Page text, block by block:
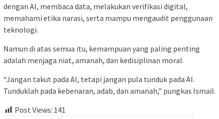
dengan AI, membaca data, melakukan verifikasi digital,
memahami etika narasi, serta mampu mengaudit penggunaan
teknologi.
Namun di atas semua itu, kemampuan yang paling penting
adalah menjaga niat, amanah, dan kedisiplinan moral.
“Jangan takut pada AI, tetapi jangan pula tunduk pada AI.
Tunduklah pada kebenaran, adab, dan amanah,” pungkas Ismail.
Post Views: 141